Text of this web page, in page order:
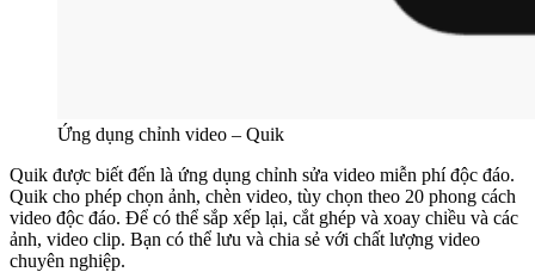
Ứng dụng chỉnh video – Quik
Quik được biết đến là ứng dụng chỉnh sửa video miễn phí độc đáo.
Quik cho phép chọn ảnh, chèn video, tùy chọn theo 20 phong cách
video độc đáo. Để có thể sắp xếp lại, cắt ghép và xoay chiều và các
ảnh, video clip. Bạn có thể lưu và chia sẻ với chất lượng video
chuyên nghiệp.